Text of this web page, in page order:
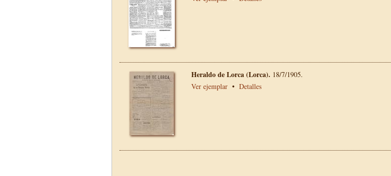
Heraldo de Lorca (Lorca). 18/7/1905.
Ver ejemplar • Detalles